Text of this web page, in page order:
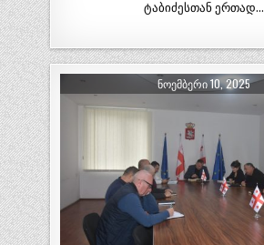
ტაბიძესთან ერთად…
ᲜᲝᲔᲛᲑᲔᲠᲘ 10, 2025